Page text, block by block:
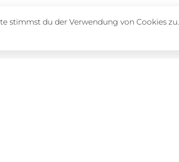
stimmst du der Verwendung von Cookies zu.